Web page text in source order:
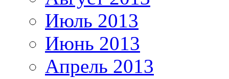
Июль 2013
Июнь 2013
Апрель 2013